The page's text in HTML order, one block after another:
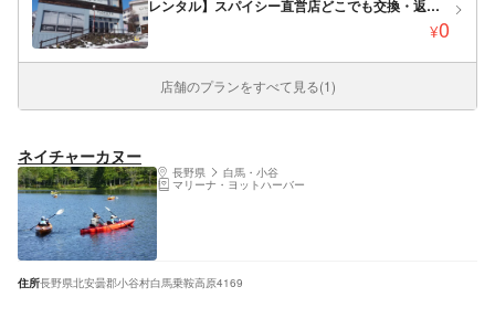
レンタル】スパイシー直営店どこでも交換・返却
OK！2023～2024シーズン新たに3店舗グランドオ
¥0
店舗のプランをすべて見る(1)
ネイチャーカヌー
長野県 白馬・小谷
マリーナ・ヨットハーバー
住所長野県北安曇郡小谷村白馬乗鞍高原4169